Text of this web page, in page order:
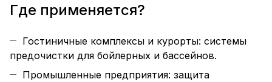
Где применяется?
Гостиничные комплексы и курорты: системы
предочистки для бойлерных и бассейнов.
Промышленные предприятия: защита